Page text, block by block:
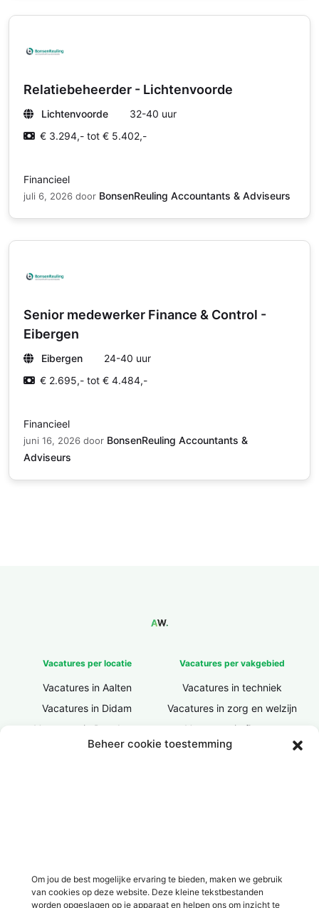
Beheer cookie toestemming
Om jou de best mogelijke ervaring te bieden, maken we gebruik
van cookies op deze website. Deze kleine tekstbestanden
worden opgeslagen op je apparaat en helpen ons om inzicht te
Relatiebeheerder - Lichtenvoorde
Lichtenvoorde
32-40 uur
€ 3.294,- tot € 5.402,-
Financieel
juli 6, 2026 door BonsenReuling Accountants & Adviseurs
Senior medewerker Finance & Control -
Eibergen
Eibergen
24-40 uur
€ 2.695,- tot € 4.484,-
Financieel
juni 16, 2026 door BonsenReuling Accountants &
Adviseurs
Vacatures per locatie
Vacatures in Aalten
Vacatures in Didam
Vacatures in Doesburg
Vacatures in Doetinchem
Vacatures in Varsseveld
Vacatures in Winterswijk
Vacatures per vakgebied
Vacatures in techniek
Vacatures in zorg en welzijn
Vacatures in finance
Vacatures in ICT / IT